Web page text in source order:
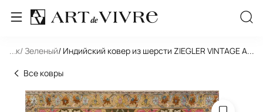
... / Зеленый/ Индийский ковер из шерсти ZIEGLER VINTAGE ...
Все ковры